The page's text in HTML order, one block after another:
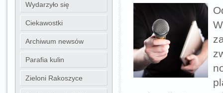
Wydarzyło się
Ciekawostki
Archiwum newsów
Parafia kulin
Zieloni Rakoszyce